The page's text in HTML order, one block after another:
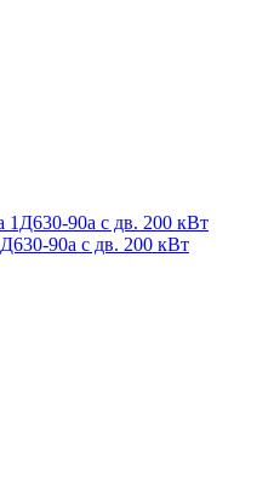
90а с дв. 200 кВт